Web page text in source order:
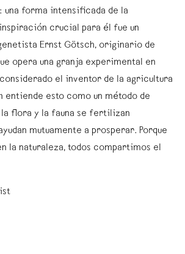
una forma intensificada de la
crucial para él fue un
Ernst Götsch, originario de
opera una granja experimental en
el inventor de la agricultura
entiende esto como un método de
la flora y la fauna se fertilizan
mutuamente a prosperar. Porque
la naturaleza, todos compartimos el